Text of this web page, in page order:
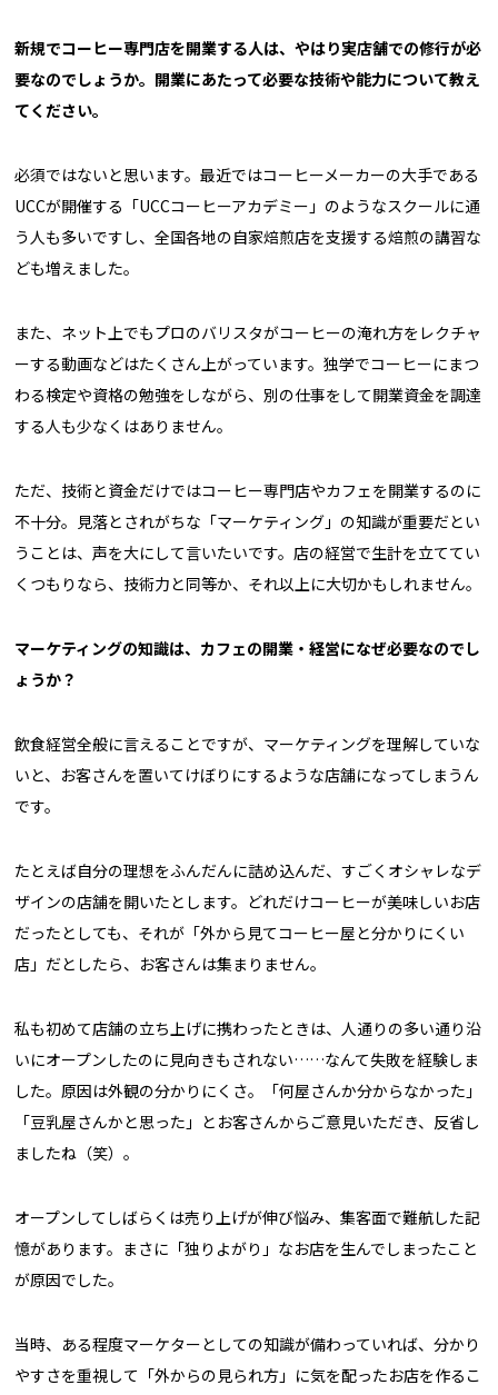
――新規でコーヒー専門店を開業する人は、やはり実店舗での修行が必
要なのでしょうか。開業にあたって必要な技術や能力について教え
てください。
必須ではないと思います。最近ではコーヒーメーカーの大手である
UCCが開催する「UCCコーヒーアカデミー」のようなスクールに通
う人も多いですし、全国各地の自家焙煎店を支援する焙煎の講習な
ども増えました。
また、ネット上でもプロのバリスタがコーヒーの淹れ方をレクチャ
ーする動画などはたくさん上がっています。独学でコーヒーにまつ
わる検定や資格の勉強をしながら、別の仕事をして開業資金を調達
する人も少なくはありません。
ただ、技術と資金だけではコーヒー専門店やカフェを開業するのに
不十分。見落とされがちな「マーケティング」の知識が重要だとい
うことは、声を大にして言いたいです。店の経営で生計を立ててい
くつもりなら、技術力と同等か、それ以上に大切かもしれません。
――マーケティングの知識は、カフェの開業・経営になぜ必要なのでし
ょうか？
飲食経営全般に言えることですが、マーケティングを理解していな
いと、お客さんを置いてけぼりにするような店舗になってしまうん
です。
たとえば自分の理想をふんだんに詰め込んだ、すごくオシャレなデ
ザインの店舗を開いたとします。どれだけコーヒーが美味しいお店
だったとしても、それが「外から見てコーヒー屋と分かりにくい
店」だとしたら、お客さんは集まりません。
私も初めて店舗の立ち上げに携わったときは、人通りの多い通り沿
いにオープンしたのに見向きもされない……なんて失敗を経験しま
した。原因は外観の分かりにくさ。「何屋さんか分からなかった」
「豆乳屋さんかと思った」とお客さんからご意見いただき、反省し
ましたね（笑）。
オープンしてしばらくは売り上げが伸び悩み、集客面で難航した記
憶があります。まさに「独りよがり」なお店を生んでしまったこと
が原因でした。
当時、ある程度マーケターとしての知識が備わっていれば、分かり
やすさを重視して「外からの見られ方」に気を配ったお店を作るこ